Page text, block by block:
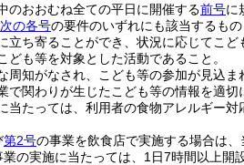
のおおむね全ての平日に開催する前号に
次の各号の要件のいずれにも該当するもの
立ち寄ることができ、状況に応じてこ
ども等を対象とした活動であること。
周知がなされ、こども等の参加が見込ま
で関わりが生じたこども等の情報を適切
当たっては、利用者の食物アレルギー
第2号の事業を飲食店で実施する場合は
業の実施に当たっては、1日7時間以上開